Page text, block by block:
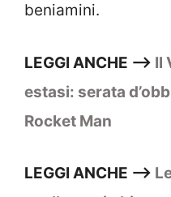
beniamini.
LEGGI ANCHE –> Il
estasi: serata
Rocket Man
LEGGI ANCHE –>